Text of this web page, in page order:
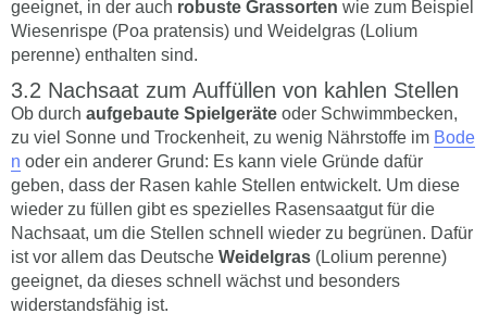
geeignet, in der auch robuste Grassorten wie zum Beispiel
Wiesenrispe (Poa pratensis) und Weidelgras (Lolium
perenne) enthalten sind.
Nachsaat zum Auffüllen von kahlen Stellen
Ob durch aufgebaute Spielgeräte oder Schwimmbecken,
zu viel Sonne und Trockenheit, zu wenig Nährstoffe im Bode
n oder ein anderer Grund: Es kann viele Gründe dafür
geben, dass der Rasen kahle Stellen entwickelt. Um diese
wieder zu füllen gibt es spezielles Rasensaatgut für die
Nachsaat, um die Stellen schnell wieder zu begrünen. Dafür
ist vor allem das Deutsche Weidelgras (Lolium perenne)
geeignet, da dieses schnell wächst und besonders
widerstandsfähig ist.